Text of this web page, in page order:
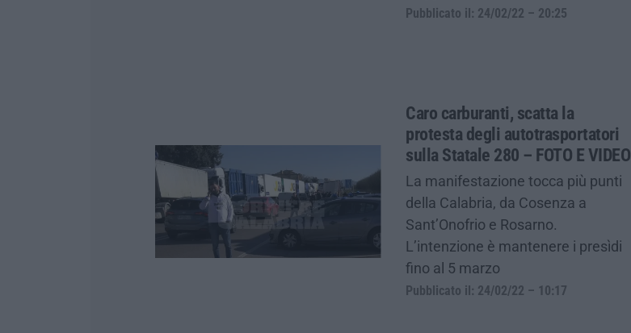
Pubblicato il: 24/02/22 – 20:25
Caro carburanti, scatta la
protesta degli autotrasportatori
sulla Statale 280 – FOTO E VIDEO
La manifestazione tocca più punti
della Calabria, da Cosenza a
Sant’Onofrio e Rosarno.
L’intenzione è mantenere i presìdi
fino al 5 marzo
Pubblicato il: 24/02/22 – 10:17